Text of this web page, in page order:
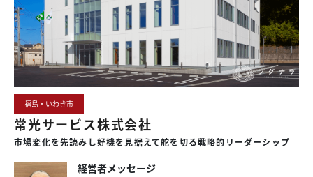
福島・いわき市
常光サービス株式会社
市場変化を先読みし好機を 見据えて舵を切る戦略的 リーダーシップ
経営者メッセージ